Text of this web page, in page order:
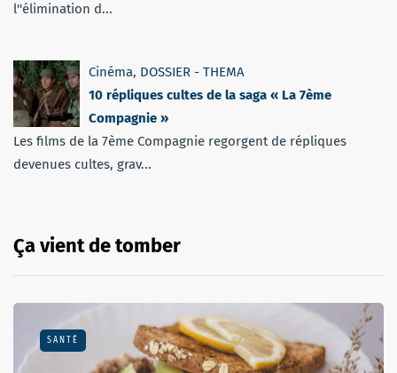
l''élimination d...
Cinéma, DOSSIER - THEMA
10 répliques cultes de la saga « La 7ème
Compagnie »
Les films de la 7ème Compagnie regorgent de répliques
devenues cultes, grav...
Ça vient de tomber
SANTÉ